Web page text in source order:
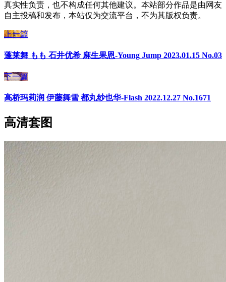
真实性负责，也不构成任何其他建议。本站部分作品是由网友
自主投稿和发布，本站仅为交流平台，不为其版权负责。
上一篇
蓬莱舞 もも 石井优希 麻生果恩-Young Jump 2023.01.15 No.03
下一篇
高桥玛莉润 伊藤舞雪 都丸纱也华-Flash 2022.12.27 No.1671
高清套图